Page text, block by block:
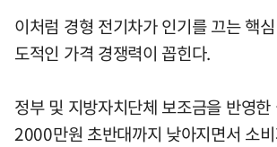
이처럼 경형 전기차가 인기를 끄는 핵
도적인 가격 경쟁력이 꼽힌다.
정부 및 지방자치단체 보조금을 반영
2000만원 초반대까지 낮아지면서 소